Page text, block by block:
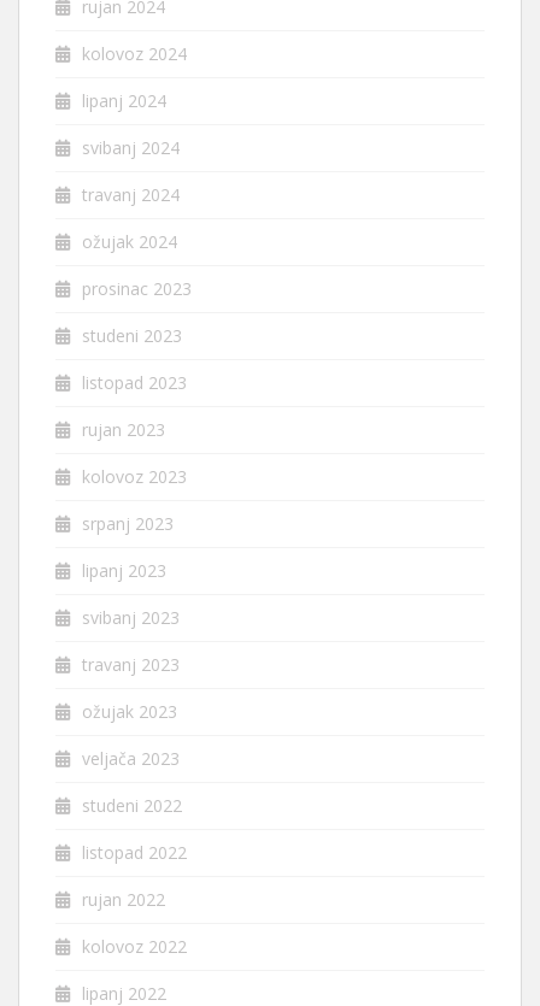
rujan 2024
kolovoz 2024
lipanj 2024
svibanj 2024
travanj 2024
ožujak 2024
prosinac 2023
studeni 2023
listopad 2023
rujan 2023
kolovoz 2023
srpanj 2023
lipanj 2023
svibanj 2023
travanj 2023
ožujak 2023
veljača 2023
studeni 2022
listopad 2022
rujan 2022
kolovoz 2022
lipanj 2022